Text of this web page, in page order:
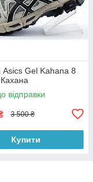
Asics Gel Kahana 8
Кахана
відправки
3 500 ₴
Купити